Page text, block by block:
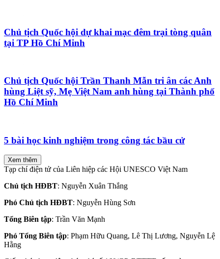
Chủ tịch Quốc hội dự khai mạc đêm trại tòng quân
tại TP Hồ Chí Minh
Chủ tịch Quốc hội Trần Thanh Mẫn tri ân các Anh
hùng Liệt sỹ, Mẹ Việt Nam anh hùng tại Thành phố
Hồ Chí Minh
5 bài học kinh nghiệm trong công tác bầu cử
Xem thêm
Tạp chí điện tử của Liên hiệp các Hội UNESCO Việt Nam
Chủ tịch HĐBT: Nguyễn Xuân Thắng
Phó Chủ tịch HĐBT: Nguyễn Hùng Sơn
Tổng Biên tập: Trần Văn Mạnh
Phó Tổng Biên tập: Phạm Hữu Quang, Lê Thị Lương, Nguyễn Lệ
Hằng